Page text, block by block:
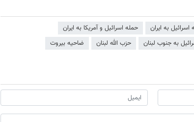
اسرائیل به ایران
حمله اسرائیل و آمریکا به ایران
به جنوب لبنان حزب الله لبنان ضاحیه بیروت